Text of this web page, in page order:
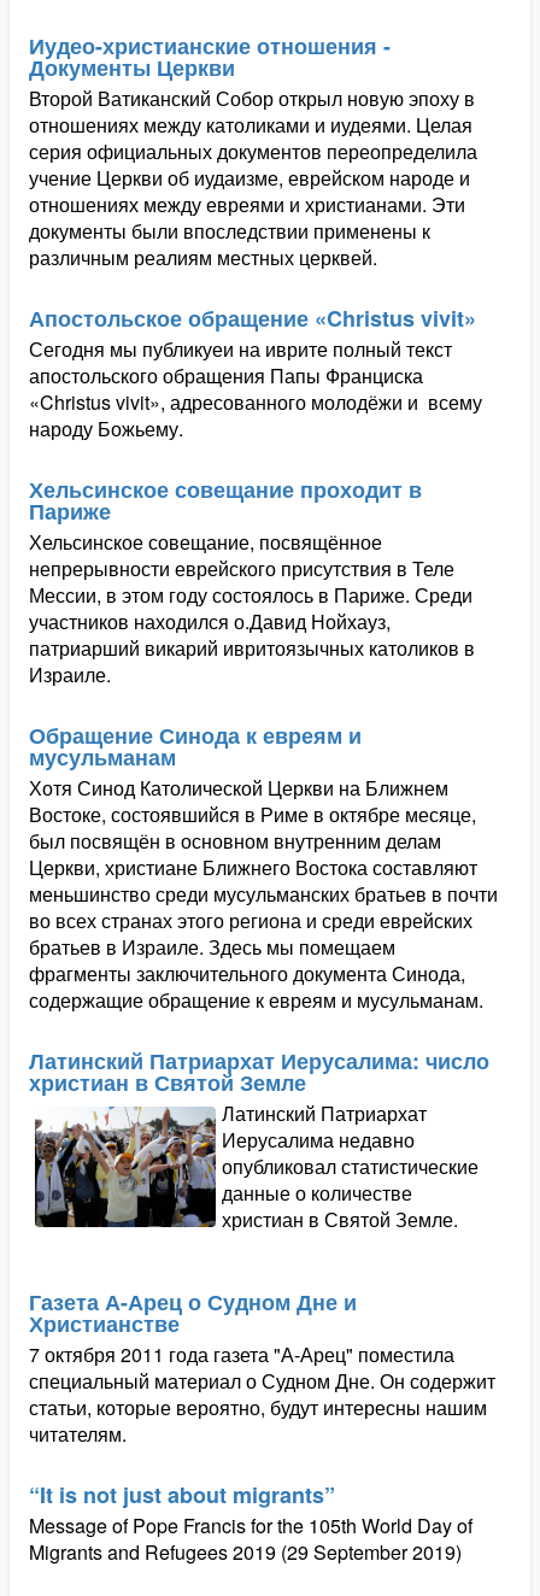
Иудео-христианские отношения -
Документы Церкви
Второй Ватиканский Собор открыл новую эпоху в
отношениях между католиками и иудеями. Целая
серия официальных документов переопределила
учение Церкви об иудаизме, еврейском народе и
отношениях между евреями и христианами. Эти
документы были впоследствии применены к
различным реалиям местных церквей.
Апостольское обращение «Christus vivit»
Сегодня мы публикуеи на иврите полный текст
апостольского обращения Папы Франциска
«Christus vivit», адресованного молодёжи и всему
народу Божьему.
Хельсинское совещание проходит в
Париже
Хельсинское совещание, посвящённое
непрерывности еврейского присутствия в Теле
Мессии, в этом году состоялось в Париже. Среди
участников находился о.Давид Нойхауз,
патриарший викарий ивритоязычных католиков в
Израиле.
Обращение Синода к евреям и
мусульманам
Хотя Синод Католической Церкви на Ближнем
Востоке, состоявшийся в Риме в октябре месяце,
был посвящён в основном внутренним делам
Церкви, христиане Ближнего Востока составляют
меньшинство среди мусульманских братьев в почти
во всех странах этого региона и среди еврейских
братьев в Израиле. Здесь мы помещаем
фрагменты заключительного документа Синода,
содержащие обращение к евреям и мусульманам.
Латинский Патриархат Иерусалима: число
христиан в Святой Земле
Латинский Патриархат
Иерусалима недавно
опубликовал статистические
данные о количестве
христиан в Святой Земле.
Газета А-Арец о Судном Дне и
Христианстве
7 октября 2011 года газета "А-Арец" поместила
специальный материал о Судном Дне. Он содержит
статьи, которые вероятно, будут интересны нашим
читателям.
“It is not just about migrants”
Message of Pope Francis for the 105th World Day of
Migrants and Refugees 2019 (29 September 2019)